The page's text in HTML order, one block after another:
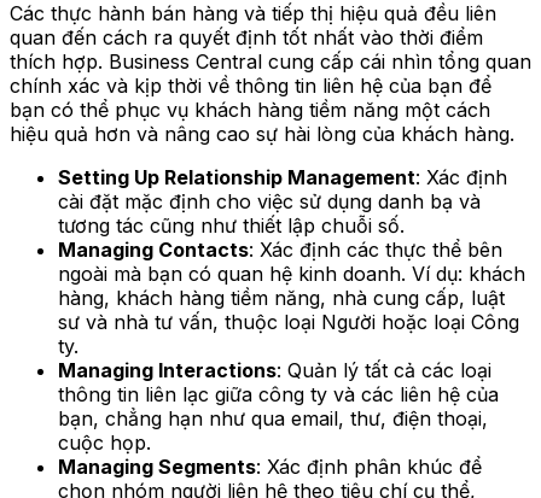
Các thực hành bán hàng và tiếp thị hiệu quả đều liên
quan đến cách ra quyết định tốt nhất vào thời điểm
thích hợp. Business Central cung cấp cái nhìn tổng quan
chính xác và kịp thời về thông tin liên hệ của bạn để
bạn có thể phục vụ khách hàng tiềm năng một cách
hiệu quả hơn và nâng cao sự hài lòng của khách hàng.
Setting Up Relationship Management: Xác định
cài đặt mặc định cho việc sử dụng danh bạ và
tương tác cũng như thiết lập chuỗi số.
Managing Contacts: Xác định các thực thể bên
ngoài mà bạn có quan hệ kinh doanh. Ví dụ: khách
hàng, khách hàng tiềm năng, nhà cung cấp, luật
sư và nhà tư vấn, thuộc loại Người hoặc loại Công
ty.
Managing Interactions: Quản lý tất cả các loại
thông tin liên lạc giữa công ty và các liên hệ của
bạn, chẳng hạn như qua email, thư, điện thoại,
cuộc họp.
Managing Segments: Xác định phân khúc để
chọn nhóm người liên hệ theo tiêu chí cụ thể,